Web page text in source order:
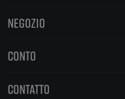
NEGOZIO
CONTO
CONTATTO